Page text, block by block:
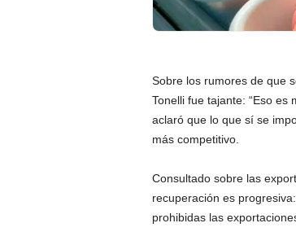
Sobre los rumores de que
Tonelli fue tajante: “Eso es
aclaró que lo que sí se
más competitivo.
Consultado sobre las
recuperación es
prohibidas las